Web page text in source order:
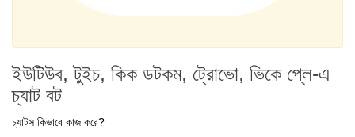
ইউটিউব, টুইচ, কিক ডটকম, ট্রোভো, ভিকে প্লে-এ
চ্যাট বট